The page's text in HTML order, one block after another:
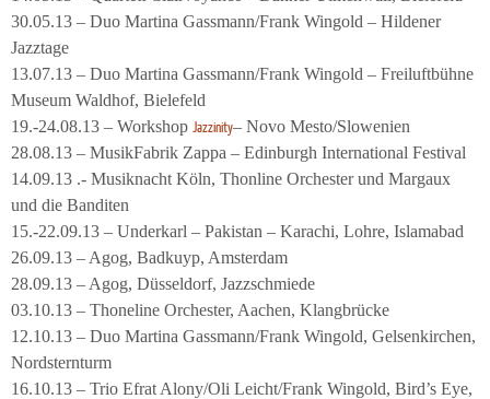
30.05.13 – Duo Martina Gassmann/Frank Wingold – Hildener
Jazztage
13.07.13 – Duo Martina Gassmann/Frank Wingold – Freiluftbühne
Museum Waldhof, Bielefeld
19.-24.08.13 – Workshop Jazzinity– Novo Mesto/Slowenien
28.08.13 – MusikFabrik Zappa – Edinburgh International Festival
14.09.13 .- Musiknacht Köln, Thonline Orchester und Margaux
und die Banditen
15.-22.09.13 – Underkarl – Pakistan – Karachi, Lohre, Islamabad
26.09.13 – Agog, Badkuyp, Amsterdam
28.09.13 – Agog, Düsseldorf, Jazzschmiede
03.10.13 – Thoneline Orchester, Aachen, Klangbrücke
12.10.13 – Duo Martina Gassmann/Frank Wingold, Gelsenkirchen,
Nordsternturm
16.10.13 – Trio Efrat Alony/Oli Leicht/Frank Wingold, Bird’s Eye,